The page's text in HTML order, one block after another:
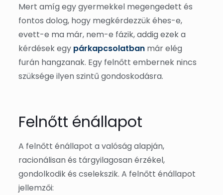
Mert amíg egy gyermekkel megengedett és
fontos dolog, hogy megkérdezzük éhes-e,
evett-e ma már, nem-e fázik, addig ezek a
kérdések egy párkapcsolatbanmár elég
furán hangzanak. Egy felnőtt embernek nincs
szüksége ilyen szintű gondoskodásra.
Felnőtt énállapot
A felnőtt énállapot a valóság alapján,
racionálisan és tárgyilagosan érzékel,
gondolkodik és cselekszik. A felnőtt énállapot
jellemzői: